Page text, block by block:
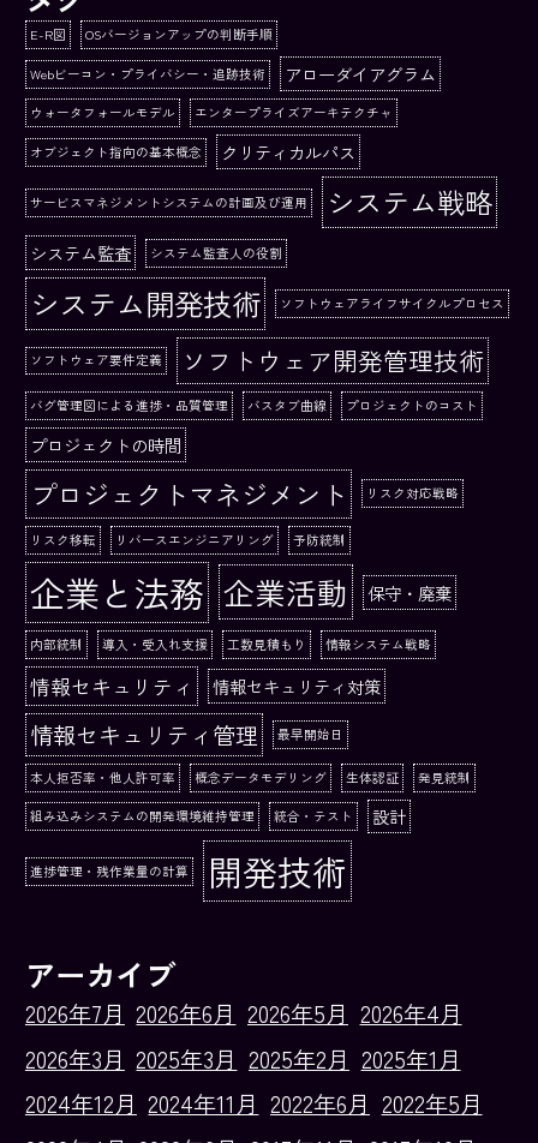
E-R図 OSバージョンアップの判断手順
Webビーコン・プライバシー・追跡技術 アローダイアグラム
ウォータフォールモデル エンタープライズアーキテクチャ
オブジェクト指向の基本概念 クリティカルパス
サービスマネジメントシステムの計画及び運用 システム戦略
システム監査 システム監査人の役割
システム開発技術 ソフトウェアライフサイクルプロセス
ソフトウェア要件定義 ソフトウェア開発管理技術
バグ管理図による進捗・品質管理 バスタブ曲線 プロジェクトのコスト
プロジェクトの時間
プロジェクトマネジメント リスク対応戦略
リスク移転 リバースエンジニアリング 予防統制
企業と法務 企業活動 保守・廃棄
内部統制 導入・受入れ支援 工数見積もり 情報システム戦略
情報セキュリティ 情報セキュリティ対策
情報セキュリティ管理 最早開始日
本人拒否率・他人許可率 概念データモデリング 生体認証 発見統制
組み込みシステムの開発環境維持管理 統合・テスト 設計
進捗管理・残作業量の計算 開発技術
アーカイブ
2026年7月 2026年6月 2026年5月 2026年4月
2026年3月 2025年3月 2025年2月 2025年1月
2024年12月 2024年11月 2022年6月 2022年5月